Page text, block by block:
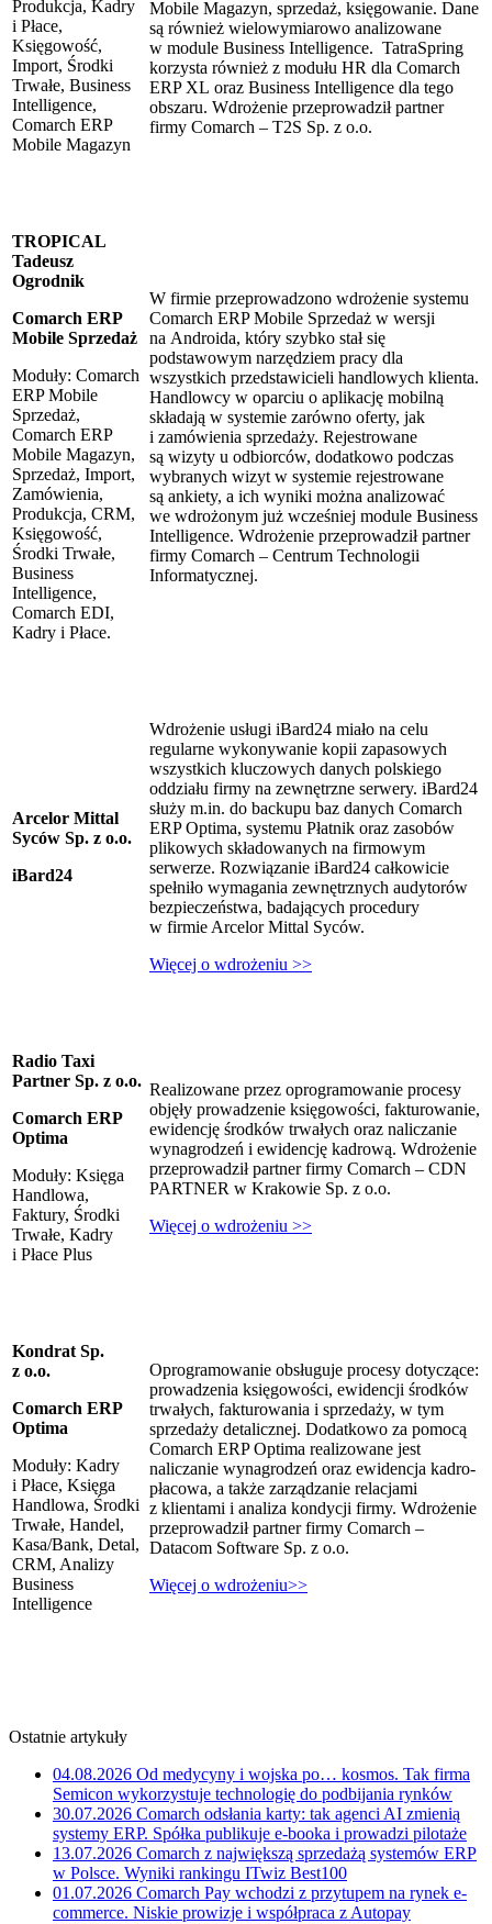
Produkcja, Kadry
i Płace,
Księgowość,
Import, Środki
Trwałe, Business
Intelligence,
Comarch ERP
Mobile Magazyn
Mobile Magazyn, sprzedaż, księgowanie. Dane
są również wielowymiarowo analizowane
w module Business Intelligence. TatraSpring
korzysta również z modułu HR dla Comarch
ERP XL oraz Business Intelligence dla tego
obszaru. Wdrożenie przeprowadził partner
firmy Comarch – T2S Sp. z o.o.
TROPICAL
Tadeusz
Ogrodnik
Comarch ERP
Mobile Sprzedaż
Moduły: Comarch
ERP Mobile
Sprzedaż,
Comarch ERP
Mobile Magazyn,
Sprzedaż, Import,
Zamówienia,
Produkcja, CRM,
Księgowość,
Środki Trwałe,
Business
Intelligence,
Comarch EDI,
Kadry i Płace.
W firmie przeprowadzono wdrożenie systemu
Comarch ERP Mobile Sprzedaż w wersji
na Androida, który szybko stał się
podstawowym narzędziem pracy dla
wszystkich przedstawicieli handlowych klienta.
Handlowcy w oparciu o aplikację mobilną
składają w systemie zarówno oferty, jak
i zamówienia sprzedaży. Rejestrowane
są wizyty u odbiorców, dodatkowo podczas
wybranych wizyt w systemie rejestrowane
są ankiety, a ich wyniki można analizować
we wdrożonym już wcześniej module Business
Intelligence. Wdrożenie przeprowadził partner
firmy Comarch – Centrum Technologii
Informatycznej.
Arcelor Mittal
Syców Sp. z o.o.
iBard24
Wdrożenie usługi iBard24 miało na celu
regularne wykonywanie kopii zapasowych
wszystkich kluczowych danych polskiego
oddziału firmy na zewnętrzne serwery. iBard24
służy m.in. do backupu baz danych Comarch
ERP Optima, systemu Płatnik oraz zasobów
plikowych składowanych na firmowym
serwerze. Rozwiązanie iBard24 całkowicie
spełniło wymagania zewnętrznych audytorów
bezpieczeństwa, badających procedury
w firmie Arcelor Mittal Syców.
Więcej o wdrożeniu >>
Radio Taxi
Partner Sp. z o.o.
Comarch ERP
Optima
Moduły: Księga
Handlowa,
Faktury, Środki
Trwałe, Kadry
i Płace Plus
Realizowane przez oprogramowanie procesy
objęły prowadzenie księgowości, fakturowanie,
ewidencję środków trwałych oraz naliczanie
wynagrodzeń i ewidencję kadrową. Wdrożenie
przeprowadził partner firmy Comarch – CDN
PARTNER w Krakowie Sp. z o.o.
Więcej o wdrożeniu >>
Kondrat Sp.
z o.o.
Comarch ERP
Optima
Moduły: Kadry
i Płace, Księga
Handlowa, Środki
Trwałe, Handel,
Kasa/Bank, Detal,
CRM, Analizy
Business
Intelligence
Oprogramowanie obsługuje procesy dotyczące:
prowadzenia księgowości, ewidencji środków
trwałych, fakturowania i sprzedaży, w tym
sprzedaży detalicznej. Dodatkowo za pomocą
Comarch ERP Optima realizowane jest
naliczanie wynagrodzeń oraz ewidencja kadro-
płacowa, a także zarządzanie relacjami
z klientami i analiza kondycji firmy. Wdrożenie
przeprowadził partner firmy Comarch –
Datacom Software Sp. z o.o.
Więcej o wdrożeniu>>
Ostatnie artykuły
04.08.2026 Od medycyny i wojska po… kosmos. Tak firma
Semicon wykorzystuje technologię do podbijania rynków
30.07.2026 Comarch odsłania karty: tak agenci AI zmienią
systemy ERP. Spółka publikuje e-booka i prowadzi pilotaże
13.07.2026 Comarch z największą sprzedażą systemów ERP
w Polsce. Wyniki rankingu ITwiz Best100
01.07.2026 Comarch Pay wchodzi z przytupem na rynek e-
commerce. Niskie prowizje i współpraca z Autopay